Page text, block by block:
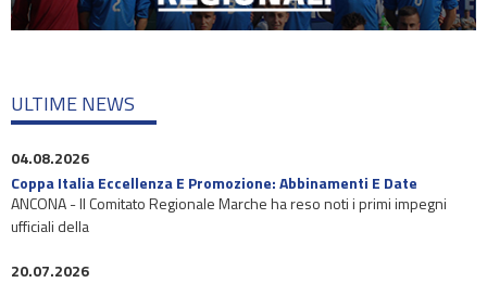
ULTIME NEWS
04.08.2026
Coppa Italia Eccellenza E Promozione: Abbinamenti E Date
ANCONA - Il Comitato Regionale Marche ha reso noti i primi impegni
ufficiali della
20.07.2026